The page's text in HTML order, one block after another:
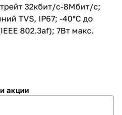
32кбит/с-8Мбит/с;
TVS, IP67; -40°C до
802.3af); 7Вт макс.
акции